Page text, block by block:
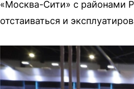
«Москва-Сити» с районами
отстаиваться и